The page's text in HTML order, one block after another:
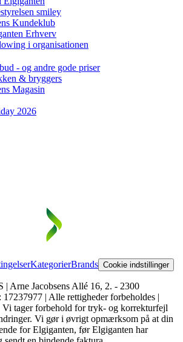
smiley
Kundeklub
Erhverv
i organisationen
- og andre gode priser
& bryggers
Magasin
2026
KategorierBrands Cookie indstillinger
Arne Jacobsens Allé 16, 2. - 2300
| Alle rettigheder forbeholdes |
Vi tager forbehold for tryk- og korrekturfejl
Vi gør i øvrigt opmærksom på at din
for Elgiganten, før Elgiganten har